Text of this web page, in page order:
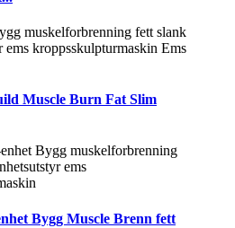
Muscle Burn Fat Slim
Bygg Muscle Brenn fett